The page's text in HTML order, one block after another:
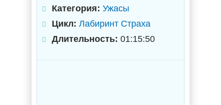
Категория: Ужасы
Цикл: Лабиринт Страха
Длительность: 01:15:50